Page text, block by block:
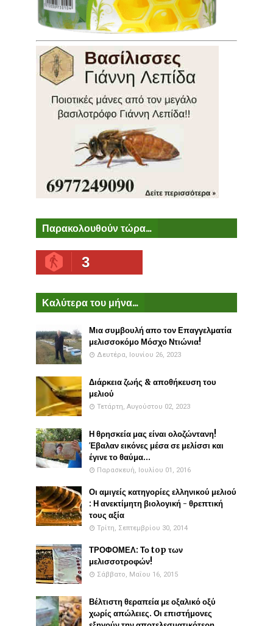
Παρακολουθούν τώρα...
3
Καλύτερα του μήνα...
Μια συμβουλή απο τον Επαγγελματία
μελισσοκόμο Μόσχο Ντιώνια!
Δευτέρα, Ιουνίου 26, 2023
Διάρκεια ζωής & αποθήκευση του
μελιού
Τετάρτη, Αυγούστου 02, 2023
Η θρησκεία μας είναι ολοζώντανη!
Έβαλαν εικόνες μέσα σε μελίσσι και
έγινε το θαύμα...
Παρασκευή, Ιουλίου 01, 2016
Οι αμιγείς κατηγορίες ελληνικού μελιού
: Η ανεκτίμητη βιολογική - θρεπτική
τους αξία
Τρίτη, Σεπτεμβρίου 30, 2014
ΤΡΟΦΟΜΕΛ: Το top των
μελισσοτροφών!
Σάββατο, Μαΐου 16, 2015
Βέλτιστη θεραπεία με οξαλικό οξύ
χωρίς απώλειες. Οι επιστήμονες